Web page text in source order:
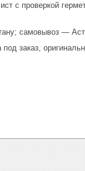
с проверкой
самовывоз —
заказ,